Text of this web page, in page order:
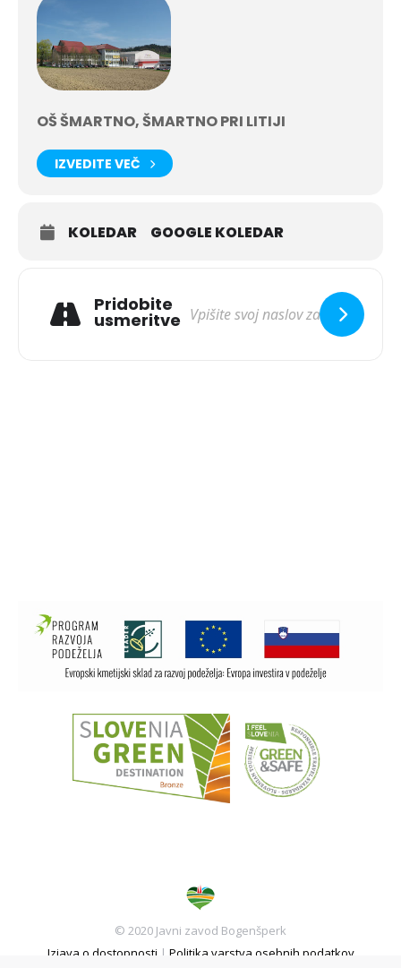
OŠ ŠMARTNO, ŠMARTNO PRI LITIJI
IZVEDITE VEČ
KOLEDAR GOOGLE KOLEDAR
Pridobite
usmeritve
© 2020 Javni zavod Bogenšperk
Izjava o dostopnosti | Politika varstva osebnih podatkov